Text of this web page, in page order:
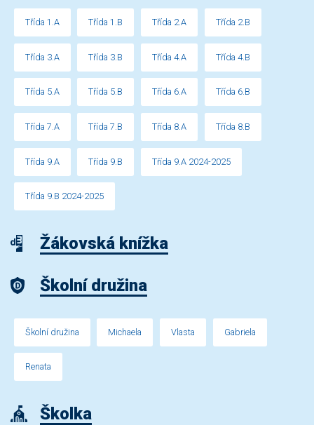
Třída 1.A Třída 1.B Třída 2.A Třída 2.B
Třída 3.A Třída 3.B Třída 4.A Třída 4.B
Třída 5.A Třída 5.B Třída 6.A Třída 6.B
Třída 7.A Třída 7.B Třída 8.A Třída 8.B
Třída 9.A Třída 9.B Třída 9.A 2024-2025
Třída 9.B 2024-2025
Žákovská knížka
Školní družina
Školní družina Michaela Vlasta Gabriela
Renata
Školka